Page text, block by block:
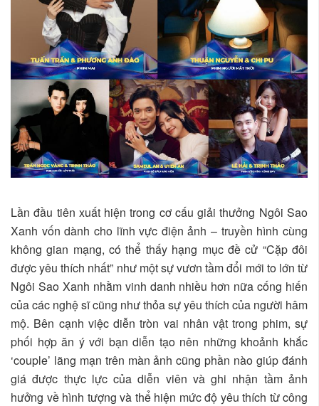
Lần đầu tiên xuất hiện trong cơ cấu giải thưởng Ngôi Sao
Xanh vốn dành cho lĩnh vực điện ảnh – truyền hình cùng
không gian mạng, có thể thấy hạng mục đề cử “Cặp đôi
được yêu thích nhất” như một sự vươn tầm đổi mới to lớn từ
Ngôi Sao Xanh nhằm vinh danh nhiều hơn nữa cống hiến
của các nghệ sĩ cũng như thỏa sự yêu thích của người hâm
mộ. Bên cạnh việc diễn tròn vai nhân vật trong phim, sự
phối hợp ăn ý với bạn diễn tạo nên những khoảnh khắc
‘couple’ lãng mạn trên màn ảnh cũng phần nào giúp đánh
giá được thực lực của diễn viên và ghi nhận tầm ảnh
hưởng về hình tượng và thể hiện mức độ yêu thích từ công